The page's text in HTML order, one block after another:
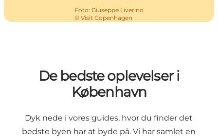
Foto: Giuseppe Liverino
© Visit Copenhagen
De bedste oplevelser i
København
Dyk nede i vores guides, hvor du finder det
bedste byen har at byde på. Vi har samlet en